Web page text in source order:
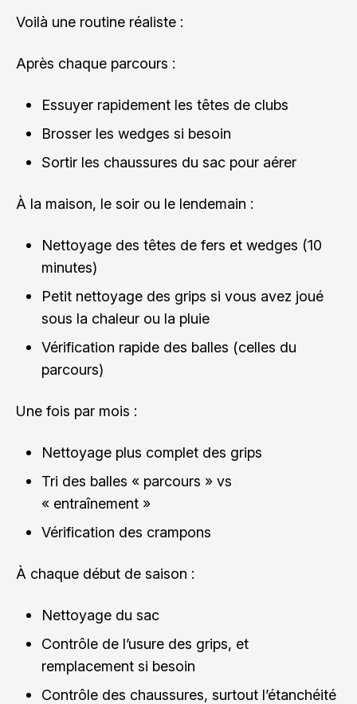
Voilà une routine réaliste :
Après chaque parcours :
Essuyer rapidement les têtes de clubs
Brosser les wedges si besoin
Sortir les chaussures du sac pour aérer
À la maison, le soir ou le lendemain :
Nettoyage des têtes de fers et wedges (10
minutes)
Petit nettoyage des grips si vous avez joué
sous la chaleur ou la pluie
Vérification rapide des balles (celles du
parcours)
Une fois par mois :
Nettoyage plus complet des grips
Tri des balles « parcours » vs
« entraînement »
Vérification des crampons
À chaque début de saison :
Nettoyage du sac
Contrôle de l’usure des grips, et
remplacement si besoin
Contrôle des chaussures, surtout l’étanchéité